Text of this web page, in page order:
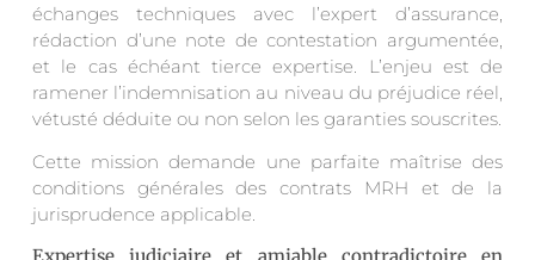
échanges techniques avec l’expert d’assurance,
rédaction d’une note de contestation argumentée,
et le cas échéant tierce expertise. L’enjeu est de
ramener l’indemnisation au niveau du préjudice réel,
vétusté déduite ou non selon les garanties souscrites.
Cette mission demande une parfaite maîtrise des
conditions générales des contrats MRH et de la
jurisprudence applicable.
Expertise judiciaire et amiable contradictoire en